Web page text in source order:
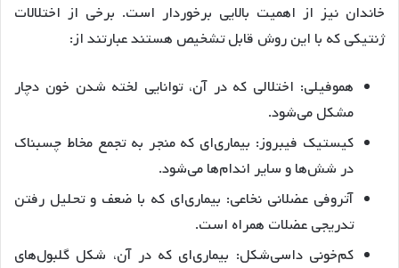
خاندان نیز از اهمیت بالایی برخوردار است. برخی از اختلالات
ژنتیکی که با این روش قابل تشخیص هستند عبارتند از:
هموفیلی: اختلالی که در آن، توانایی لخته شدن خون دچار
مشکل می‌شود.
کیستیک فیبروز: بیماری‌ای که منجر به تجمع مخاط چسبناک
در شش‌ها و سایر اندام‌ها می‌شود.
آتروفی عضلانی نخاعی: بیماری‌ای که با ضعف و تحلیل رفتن
تدریجی عضلات همراه است.
کم‌خونی داسی‌شکل: بیماری‌ای که در آن، شکل گلبول‌های